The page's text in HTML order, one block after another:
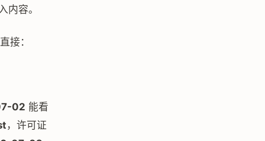
内容。
接：
02 能看
，许可证